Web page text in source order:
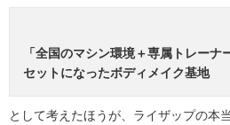
「全国のマシン環境＋専属トレー
セットになったボディメイク基地
として考えたほうが、ライザップの本